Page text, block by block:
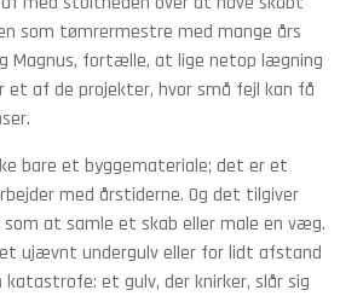
som tømrermestre med mange års
Magnus, fortælle, at lige netop lægning
af de projekter, hvor små fejl kan få
bare et byggemateriale; det er et
med årstiderne. Og det tilgiver
at samle et skab eller male en væg.
ujævnt undergulv eller for lidt afstand
et gulv, der knirker, slår sig